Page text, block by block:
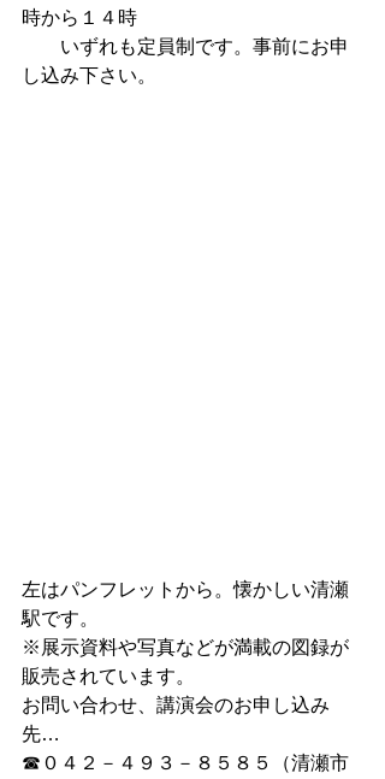
時から１４時
いずれも定員制です。事前にお申
し込み下さい。
左はパンフレットから。懐かしい清瀬
駅です。
※展示資料や写真などが満載の図録が
販売されています。
お問い合わせ、講演会のお申し込み
先…
☎０４２－４９３－８５８５（清瀬市